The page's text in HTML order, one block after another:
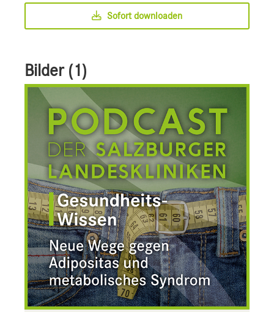
Sofort downloaden
Bilder (1)